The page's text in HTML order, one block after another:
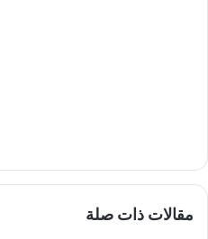
مقالات ذات صلة